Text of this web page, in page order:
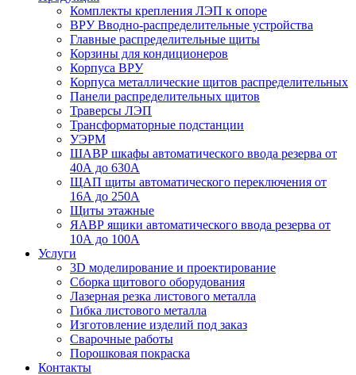
Комплекты крепления ЛЭП к опоре
ВРУ Вводно-распределительные устройства
Главные распределительные щиты
Корзины для кондиционеров
Корпуса ВРУ
Корпуса металлические щитов распределительных
Панели распределительных щитов
Траверсы ЛЭП
Трансформаторные подстанции
УЭРМ
ШАВР шкафы автоматического ввода резерва от
40А до 630А
ЩАП щиты автоматического переключения от
16А до 250А
Щиты этажные
ЯАВР ящики автоматического ввода резерва от
10А до 100А
Услуги
3D моделирование и проектирование
Сборка щитового оборудования
Лазерная резка листового металла
Гибка листового металла
Изготовление изделий под заказ
Сварочные работы
Порошковая покраска
Контакты